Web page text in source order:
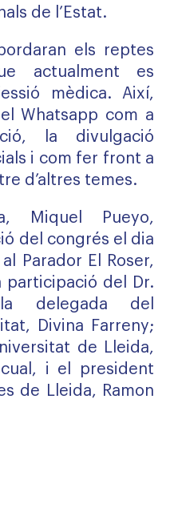
de l’Estat.
els reptes
actualment es
mèdica. Així,
Whatsapp com a
la divulgació
i com fer front a
d’altres temes.
Miquel Pueyo,
del congrés el dia
Parador El Roser,
participació del Dr.
delegada del
Divina Farreny;
de Lleida,
i el president
de Lleida, Ramon